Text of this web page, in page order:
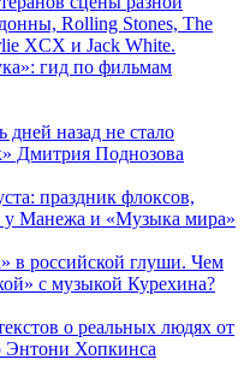
Rolling Stones, The
XCX и Jack White.
гид по фильмам
дней назад не стало
Дмитрия Поднозова
праздник флоксов,
у Манежа и «Музыка мира»
в российской глуши. Чем
с музыкой Курехина?
о реальных людях от
Энтони Хопкинса